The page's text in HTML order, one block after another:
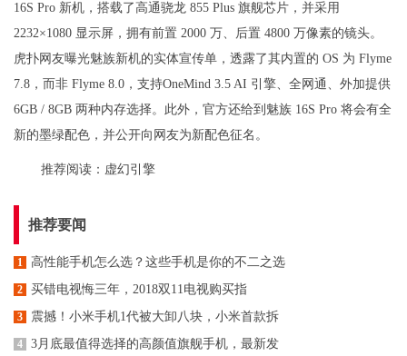
16S Pro 新机，搭载了高通骁龙 855 Plus 旗舰芯片，并采用
2232×1080 显示屏，拥有前置 2000 万、后置 4800 万像素的镜头。
虎扑网友曝光魅族新机的实体宣传单，透露了其内置的 OS 为 Flyme
7.8，而非 Flyme 8.0，支持OneMind 3.5 AI 引擎、全网通、外加提供
6GB / 8GB 两种内存选择。此外，官方还给到魅族 16S Pro 将会有全
新的墨绿配色，并公开向网友为新配色征名。
推荐阅读： 虚幻引擎
推荐要闻
1 高性能手机怎么选？这些手机是你的不二之选
2 买错电视悔三年，2018双11电视购买指
3 震撼！小米手机1代被大卸八块，小米首款拆
4 3月底最值得选择的高颜值旗舰手机，最新发